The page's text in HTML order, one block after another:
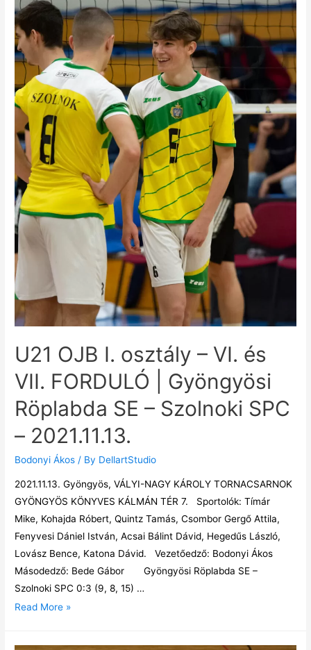
U21 OJB I. osztály – VI. és
VII. FORDULÓ | Gyöngyösi
Röplabda SE – Szolnoki SPC
– 2021.11.13.
Bodonyi Ákos / By DellartStudio
2021.11.13. Gyöngyös, VÁLYI-NAGY KÁROLY TORNACSARNOK
GYÖNGYÖS KÖNYVES KÁLMÁN TÉR 7. Sportolók: Tímár
Mike, Kohajda Róbert, Quintz Tamás, Csombor Gergő Attila,
Fenyvesi Dániel István, Acsai Bálint Dávid, Hegedűs László,
Lovász Bence, Katona Dávid. Vezetőedző: Bodonyi Ákos
Másodedző: Bede Gábor Gyöngyösi Röplabda SE –
Szolnoki SPC 0:3 (9, 8, 15) …
Read More »